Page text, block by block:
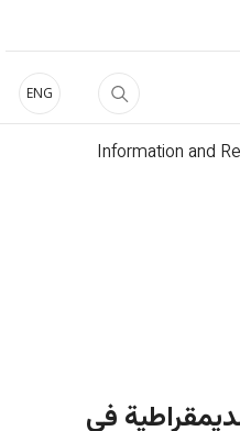
ENG
Information and
في